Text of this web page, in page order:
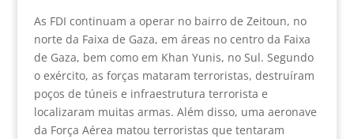
As FDI continuam a operar no bairro de Zeitoun, no
norte da Faixa de Gaza, em áreas no centro da Faixa
de Gaza, bem como em Khan Yunis, no Sul. Segundo
o exército, as forças mataram terroristas, destruíram
poços de túneis e infraestrutura terrorista e
localizaram muitas armas. Além disso, uma aeronave
da Força Aérea matou terroristas que tentaram